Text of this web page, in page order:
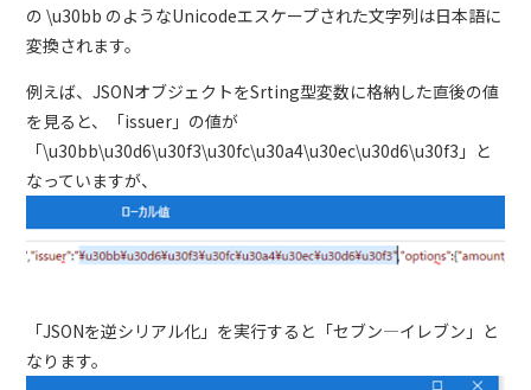
の\u30bb のようなUnicodeエスケープされた文字列は日本語に
変換されます。
例えば、JSONオブジェクトをSrting型変数に格納した直後の値
を見ると、「issuer 」の値が
「\u30bb\u30d6\u30f3\u30fc\u30a4\u30ec\u30d6\u30f3 」と
なっていますが、
「JSONを逆シリアル化」を実行すると「セブン―イレブン」と
なります。